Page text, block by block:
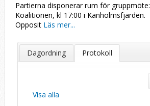
Partierna disponerar rum för gruppmöte:
Koalitionen, kl 17:00 i Kanholmsfjärden.
Opposit Läs mer...
Dagordning Protokoll
Visa alla